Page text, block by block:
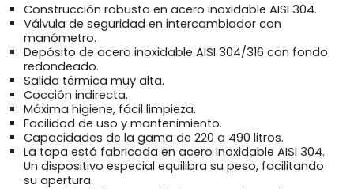
Construcción robusta en acero inoxidable AISI 304.
Válvula de seguridad en intercambiador con
manómetro.
Depósito de acero inoxidable AISI 304/316 con fondo
redondeado.
Salida térmica muy alta.
Cocción indirecta.
Máxima higiene, fácil limpieza.
Facilidad de uso y mantenimiento.
Capacidades de la gama de 220 a 490 litros.
La tapa está fabricada en acero inoxidable AISI 304.
Un dispositivo especial equilibra su peso, facilitando
su apertura.